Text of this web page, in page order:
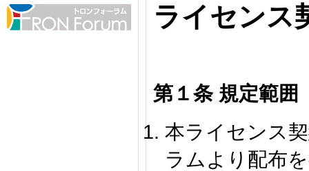
ライセンス
第１条 規定範囲
本ライセンス
ラムより配布